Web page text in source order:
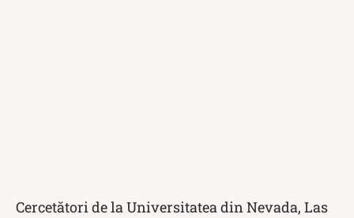
Cercetători de la Universitatea din Nevada, Las